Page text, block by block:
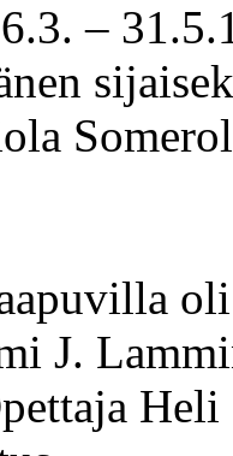
–
J.
Heli